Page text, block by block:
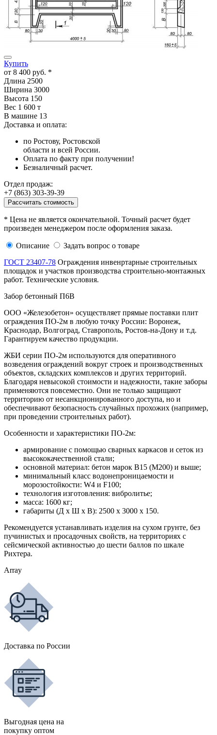
Купить
от 8 400 руб. *
Длина 2500
Ширина 3000
Высота 150
Вес 1 600 т
В машине 13
Доставка и оплата:
по Ростову, Ростовской
области и всей России.
Оплата по факту при получении!
Безналичный расчет.
Отдел продаж:
+7 (863) 303-39-39
Рассчитать стоимость
* Цена не является окончательной. Точный расчет будет
произведен менеджером после оформления заказа.
Описание
Задать вопрос о товаре
ГОСТ 23407-78 Ограждения инвенртарные строительных
площадок и участков производства строительно-монтажных
работ. Технические условия.
Забор бетонный П6В
ООО «Железобетон» осуществляет прямые поставки плит
ограждения ПО-2м в любую точку России: Воронеж,
Краснодар, Волгоград, Ставрополь, Ростов-на-Дону и т.д.
Гарантируем качество продукции.
ЖБИ серии ПО-2м используются для оперативного
возведения ограждений вокруг строек и производственных
объектов, складских комплексов и других территорий.
Благодаря невысокой стоимости и надежности, такие заборы
применяются повсеместно. Они не только защищают
территорию от несанкционированного доступа, но и
обеспечивают безопасность случайных прохожих (например,
при проведении строительных работ).
Особенности и характеристики ПО-2м:
армирование с помощью сварных каркасов и сеток из
высококачественной стали;
основной материал: бетон марок В15 (М200) и выше;
минимальный класс водонепроницаемости и
морозостойкости: W4 и F100;
технология изготовления: вибролитье;
масса: 1600 кг;
габариты (Д х Ш х В): 2500 х 3000 х 150.
Рекомендуется устанавливать изделия на сухом грунте, без
пучинистых и просадочных свойств, на территориях с
сейсмической активностью до шести баллов по шкале
Рихтера.
Array
Доставка по России
Выгодная цена на
покупку оптом